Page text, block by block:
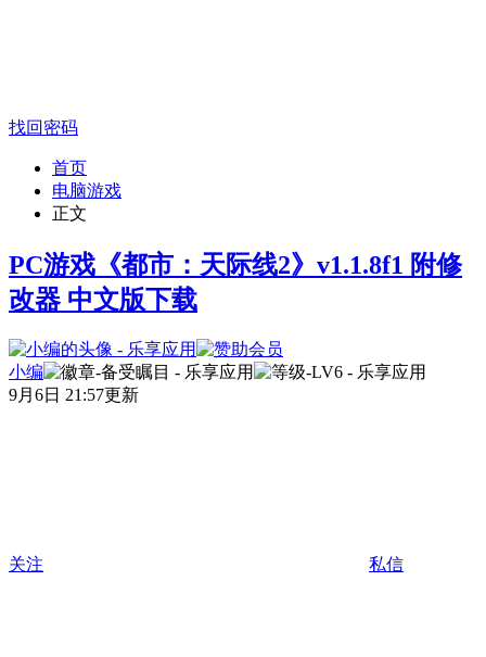
找回密码
首页
电脑游戏
正文
PC游戏《都市：天际线2》v1.1.8f1 附修
改器 中文版下载
小编
9月6日 21:57更新
关注 私信